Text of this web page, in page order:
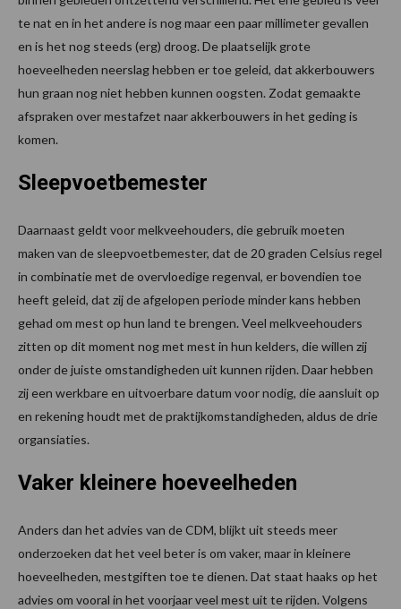
te nat en in het andere is nog maar een paar millimeter gevallen
en is het nog steeds (erg) droog. De plaatselijk grote
hoeveelheden neerslag hebben er toe geleid, dat akkerbouwers
hun graan nog niet hebben kunnen oogsten. Zodat gemaakte
afspraken over mestafzet naar akkerbouwers in het geding is
komen.
Sleepvoetbemester
Daarnaast geldt voor melkveehouders, die gebruik moeten
maken van de sleepvoetbemester, dat de 20 graden Celsius regel
in combinatie met de overvloedige regenval, er bovendien toe
heeft geleid, dat zij de afgelopen periode minder kans hebben
gehad om mest op hun land te brengen. Veel melkveehouders
zitten op dit moment nog met mest in hun kelders, die willen zij
onder de juiste omstandigheden uit kunnen rijden. Daar hebben
zij een werkbare en uitvoerbare datum voor nodig, die aansluit op
en rekening houdt met de praktijkomstandigheden, aldus de drie
organsiaties.
Vaker kleinere hoeveelheden
Anders dan het advies van de CDM, blijkt uit steeds meer
onderzoeken dat het veel beter is om vaker, maar in kleinere
hoeveelheden, mestgiften toe te dienen. Dat staat haaks op het
advies om vooral in het voorjaar veel mest uit te rijden. Volgens